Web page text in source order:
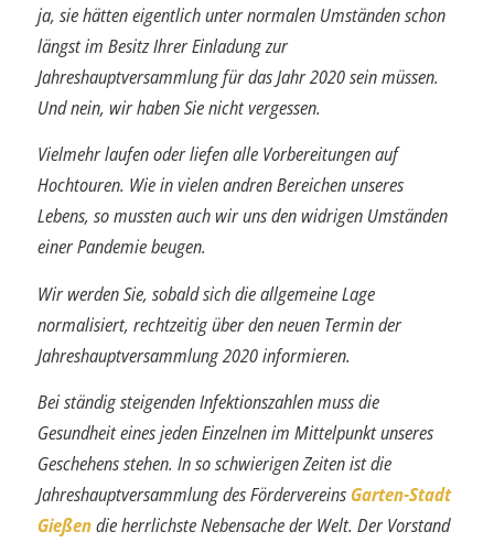
ja, sie hätten eigentlich unter normalen Umständen schon
längst im Besitz Ihrer Einladung zur
Jahreshauptversammlung für das Jahr 2020 sein müssen.
Und nein, wir haben Sie nicht vergessen.
Vielmehr laufen oder liefen alle Vorbereitungen auf
Hochtouren. Wie in vielen andren Bereichen unseres
Lebens, so mussten auch wir uns den widrigen Umständen
einer Pandemie beugen.
Wir werden Sie, sobald sich die allgemeine Lage
normalisiert, rechtzeitig über den neuen Termin der
Jahreshauptversammlung 2020 informieren.
Bei ständig steigenden Infektionszahlen muss die
Gesundheit eines jeden Einzelnen im Mittelpunkt unseres
Geschehens stehen. In so schwierigen Zeiten ist die
Jahreshaupt­versammlung des FördervereinsGarten-Stadt
Gießendie herrlichste Nebensache der Welt. Der Vorstand